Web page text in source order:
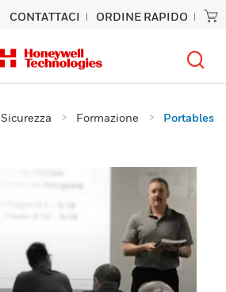
CONTATTACI ORDINE RAPIDO
Sicurezza Formazione
Portables